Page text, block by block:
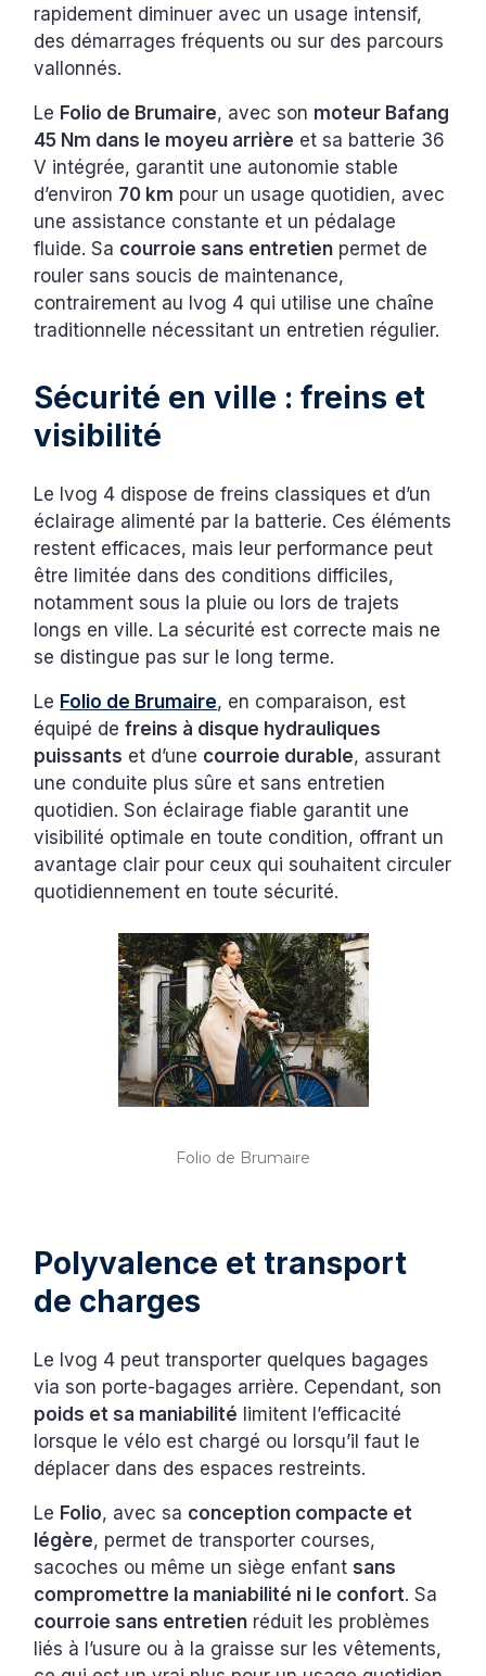
rapidement diminuer avec un usage intensif,
des démarrages fréquents ou sur des parcours
vallonnés.
Le Folio de Brumaire, avec son moteur Bafang
45 Nm dans le moyeu arrière et sa batterie 36
V intégrée, garantit une autonomie stable
d’environ 70 km pour un usage quotidien, avec
une assistance constante et un pédalage
fluide. Sa courroie sans entretien permet de
rouler sans soucis de maintenance,
contrairement au Ivog 4 qui utilise une chaîne
traditionnelle nécessitant un entretien régulier.
Sécurité en ville : freins et
visibilité
Le Ivog 4 dispose de freins classiques et d’un
éclairage alimenté par la batterie. Ces éléments
restent efficaces, mais leur performance peut
être limitée dans des conditions difficiles,
notamment sous la pluie ou lors de trajets
longs en ville. La sécurité est correcte mais ne
se distingue pas sur le long terme.
Le Folio de Brumaire, en comparaison, est
équipé defreins à disque hydrauliques
puissants et d’une courroie durable, assurant
une conduite plus sûre et sans entretien
quotidien. Son éclairage fiable garantit une
visibilité optimale en toute condition, offrant un
avantage clair pour ceux qui souhaitent circuler
quotidiennement en toute sécurité.
Folio de Brumaire
Polyvalence et transport
de charges
Le Ivog 4 peut transporter quelques bagages
via son porte-bagages arrière. Cependant, son
poids et sa maniabilité limitent l’efficacité
lorsque le vélo est chargé ou lorsqu’il faut le
déplacer dans des espaces restreints.
Le Folio, avec sa conception compacte et
légère, permet de transporter courses,
sacoches ou même un siège enfantsans
compromettre la maniabilité ni le confort. Sa
courroie sans entretien réduit les problèmes
liés à l’usure ou à la graisse sur les vêtements,